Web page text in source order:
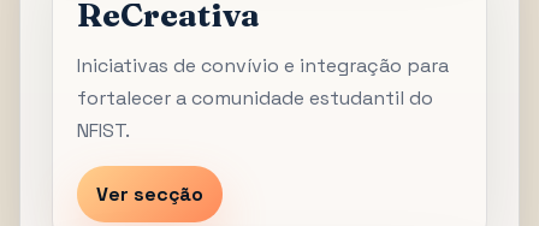
ReCreativa
Iniciativas de convívio e integração para
fortalecer a comunidade estudantil do
NFIST.
Ver secção